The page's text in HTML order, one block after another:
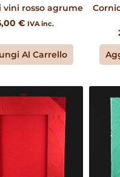
vini rosso agrume
€ IVA inc.
Al Carrello